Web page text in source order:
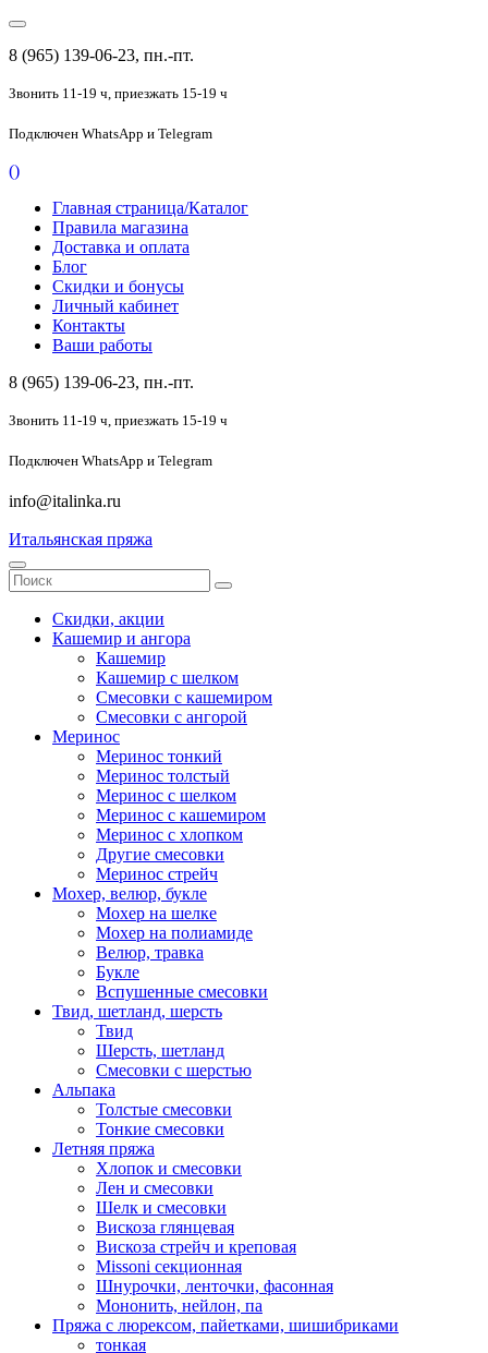
8 (965) 139-06-23, пн.-пт.
Звонить 11-19 ч, приезжать 15-19 ч
Подключен WhatsApp и Telegram
()
Главная страница/Каталог
Правила магазина
Доставка и оплата
Блог
Скидки и бонусы
Личный кабинет
Контакты
Ваши работы
8 (965) 139-06-23, пн.-пт.
Звонить 11-19 ч, приезжать 15-19 ч
Подключен WhatsApp и Telegram
info@italinka.ru
Итальянская пряжа
Скидки, акции
Кашемир и ангора
Кашемир
Кашемир с шелком
Смесовки с кашемиром
Смесовки с ангорой
Меринос
Меринос тонкий
Меринос толстый
Меринос с шелком
Меринос с кашемиром
Меринос с хлопком
Другие смесовки
Меринос стрейч
Мохер, велюр, букле
Мохер на шелке
Мохер на полиамиде
Велюр, травка
Букле
Вспушенные смесовки
Твид, шетланд, шерсть
Твид
Шерсть, шетланд
Смесовки с шерстью
Альпака
Толстые смесовки
Тонкие смесовки
Летняя пряжа
Хлопок и смесовки
Лен и смесовки
Шелк и смесовки
Вискоза глянцевая
Вискоза стрейч и креповая
Missoni секционная
Шнурочки, ленточки, фасонная
Мононить, нейлон, па
Пряжа с люрексом, пайетками, шишибриками
тонкая